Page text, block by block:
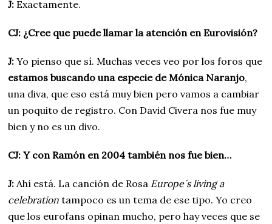
J: Exactamente.
CJ: ¿Cree que puede llamar la atención en Eurovisión?
J: Yo pienso que sí. Muchas veces veo por los foros que
estamos buscando una especie de Mónica Naranjo,
una diva, que eso está muy bien pero vamos a cambiar
un poquito de registro. Con David Civera nos fue muy
bien y no es un divo.
CJ: Y con Ramón en 2004 también nos fue bien…
J: Ahí está. La canción de Rosa Europe´s living a
celebration tampoco es un tema de ese tipo. Yo creo
que los eurofans opinan mucho, pero hay veces que se